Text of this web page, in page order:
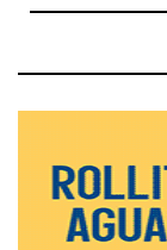
entradas